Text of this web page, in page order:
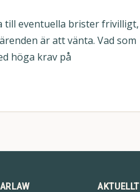
eventuella brister frivilligt,
är att vänta. Vad som
höga krav på
AKTUELLT